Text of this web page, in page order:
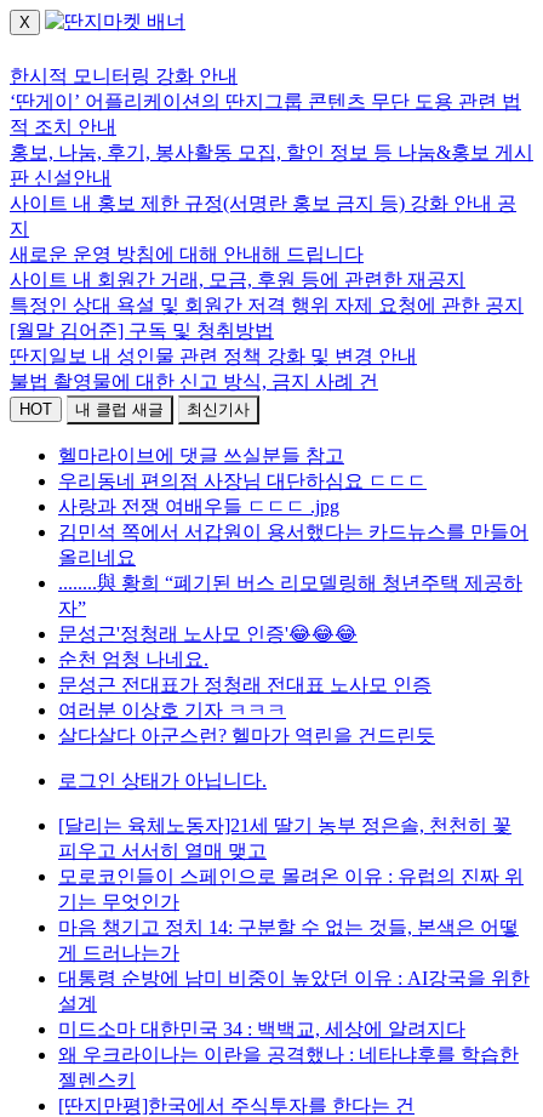
X
한시적 모니터링 강화 안내
‘딴게이’ 어플리케이션의 딴지그룹 콘텐츠 무단 도용 관련 법
적 조치 안내
홍보, 나눔, 후기, 봉사활동 모집, 할인 정보 등 나눔&홍보 게시
판 신설안내
사이트 내 홍보 제한 규정(서명란 홍보 금지 등) 강화 안내 공
지
새로운 운영 방침에 대해 안내해 드립니다
사이트 내 회원간 거래, 모금, 후원 등에 관련한 재공지
특정인 상대 욕설 및 회원간 저격 행위 자제 요청에 관한 공지
[월말 김어준] 구독 및 청취방법
딴지일보 내 성인물 관련 정책 강화 및 변경 안내
불법 촬영물에 대한 신고 방식, 금지 사례 건
HOT 내 클럽 새글 최신기사
헬마라이브에 댓글 쓰실분들 참고
우리동네 편의점 사장님 대단하심요 ㄷㄷㄷ
사랑과 전쟁 여배우들 ㄷㄷㄷ .jpg
김민석 쪽에서 서갑원이 용서했다는 카드뉴스를 만들어
올리네요
........與 황희 “폐기된 버스 리모델링해 청년주택 제공하
자”
문성근'정청래 노사모 인증'😂😂😂
순천 엄청 나네요.
문성근 전대표가 정청래 전대표 노사모 인증
여러분 이상호 기자 ㅋㅋㅋ
살다살다 아군스런? 헬마가 역린을 건드린듯
로그인 상태가 아닙니다.
[달리는 육체노동자]21세 딸기 농부 정은솔, 천천히 꽃
피우고 서서히 열매 맺고
모로코인들이 스페인으로 몰려온 이유 : 유럽의 진짜 위
기는 무엇인가
마음 챙기고 정치 14: 구분할 수 없는 것들, 본색은 어떻
게 드러나는가
대통령 순방에 남미 비중이 높았던 이유 : AI강국을 위한
설계
미드소마 대한민국 34 : 백백교, 세상에 알려지다
왜 우크라이나는 이란을 공격했나 : 네타냐후를 학습한
젤렌스키
[딴지만평]한국에서 주식투자를 한다는 건